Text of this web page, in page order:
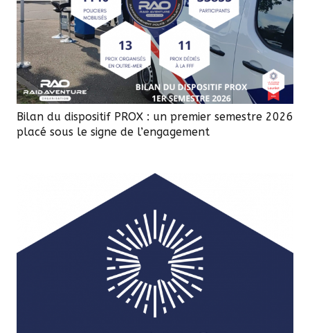
Bilan du dispositif PROX : un premier semestre 2026
placé sous le signe de l’engagement